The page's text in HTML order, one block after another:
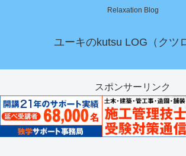
Relaxation Blog
ユーキのkutsu LOG（クツ
スポンサーリンク